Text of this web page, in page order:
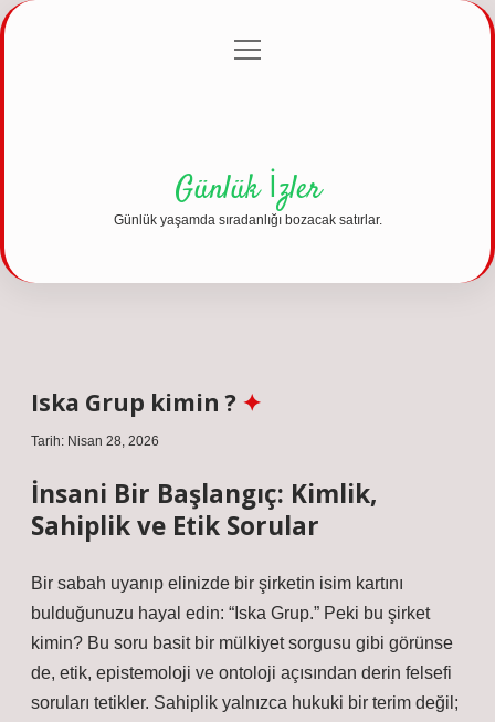
Gizlilik Politikası
menüyü
Günlük İzler
Günlük yaşamda sıradanlığı bozacak satırlar.
Iska Grup kimin ?
Tarih: Nisan 28, 2026
İnsani Bir Başlangıç: Kimlik,
Sahiplik ve Etik Sorular
Bir sabah uyanıp elinizde bir şirketin isim kartını
bulduğunuzu hayal edin: “Iska Grup.” Peki bu şirket
kimin? Bu soru basit bir mülkiyet sorgusu gibi görünse
de, etik, epistemoloji ve ontoloji açısından derin felsefi
soruları tetikler. Sahiplik yalnızca hukuki bir terim değil;